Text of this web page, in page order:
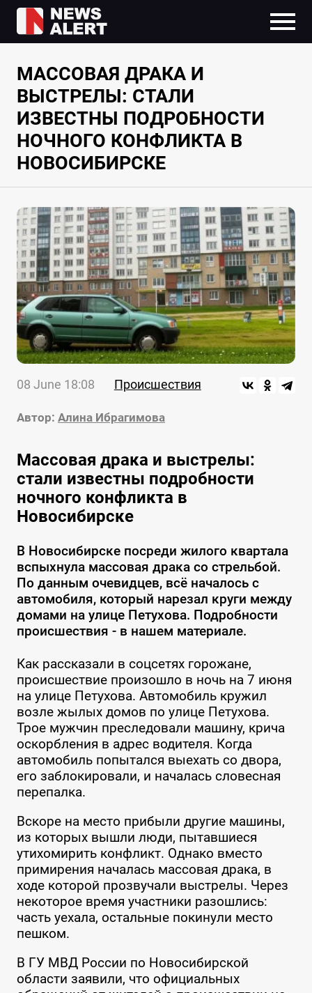
МАССОВАЯ ДРАКА И
ВЫСТРЕЛЫ: СТАЛИ
ИЗВЕСТНЫ ПОДРОБНОСТИ
НОЧНОГО КОНФЛИКТА В
НОВОСИБИРСКЕ
08 June 18:08 Происшествия
Автор: Алина Ибрагимова
Массовая драка и выстрелы:
стали известны подробности
ночного конфликта в
Новосибирске
В Новосибирске посреди жилого квартала
вспыхнула массовая драка со стрельбой.
По данным очевидцев, всё началось с
автомобиля, который нарезал круги между
домами на улице Петухова. Подробности
происшествия - в нашем материале.
Как рассказали в соцсетях горожане,
происшествие произошло в ночь на 7 июня
на улице Петухова. Автомобиль кружил
возле жылых домов по улице Петухова.
Трое мужчин преследовали машину, крича
оскорбления в адрес водителя. Когда
автомобиль попытался выехать со двора,
его заблокировали, и началась словесная
перепалка.
Вскоре на место прибыли другие машины,
из которых вышли люди, пытавшиеся
утихомирить конфликт. Однако вместо
примирения началась массовая драка, в
ходе которой прозвучали выстрелы. Через
некоторое время участники разошлись:
часть уехала, остальные покинули место
пешком.
В ГУ МВД России по Новосибирской
области заявили, что официальных